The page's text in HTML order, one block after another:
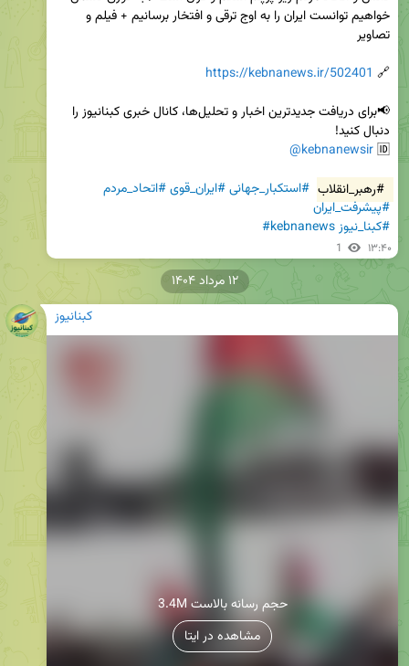
🔗
https://kebnanews.ir/502401
🆔
@kebnanewsir
#رهبر_انقلاب #استکبار_جهانی#ایران_قوی#اتحاد_مردم
#پیشرفت_ایران
#کبنا_نیوز#kebnanews
1 ۱۳:۴۰
کبنانیوز
3.4M حجم رسانه بالاست
مشاهده در ایتا
۱۲ مرداد ۱۴۰۴